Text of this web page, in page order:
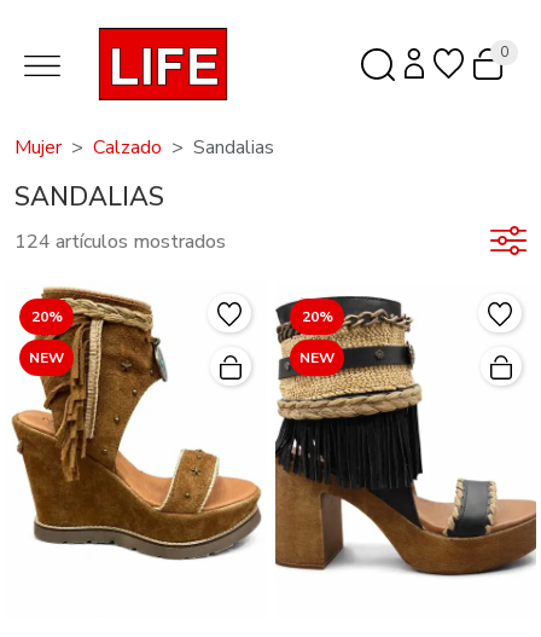
0
Mujer Calzado Sandalias
SANDALIAS
124 artículos mostrados
20%
NEW
20%
NEW